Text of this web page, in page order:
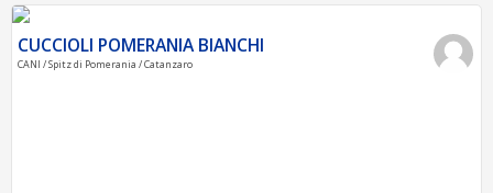
CUCCIOLI POMERANIA BIANCHI
CANI / Spitz di Pomerania / Catanzaro